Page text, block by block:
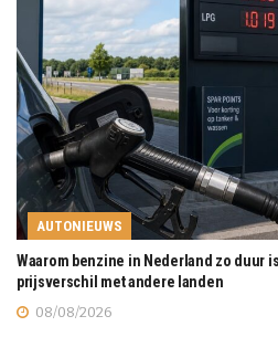
AUTONIEUWS
Waarom benzine in Nederland zo duur
prijsverschil met andere landen
08/08/2026